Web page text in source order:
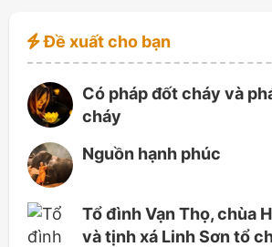
Đề xuất cho bạn
Có pháp đốt cháy và
cháy
Nguồn hạnh phúc
Tổ đình Vạn Thọ, chùa
và tịnh xá Linh Sơn tổ